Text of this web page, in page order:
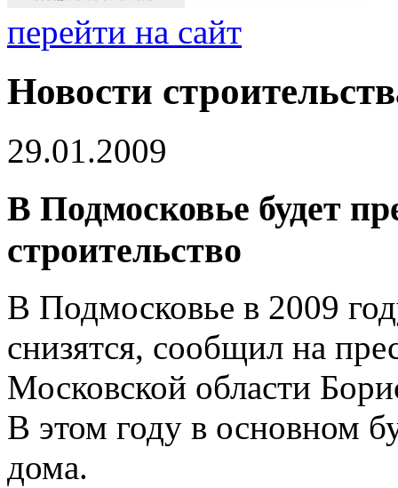
перейти на сайт
Новости
29.01.2009
В Подмосковье будет
строительство
В Подмосковье в 2009
снизятся, сообщил на
Московской области
В этом году в основном
дома.